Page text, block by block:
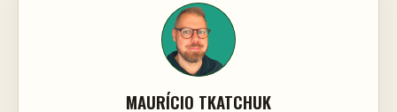
MAURÍCIO TKATCHUK